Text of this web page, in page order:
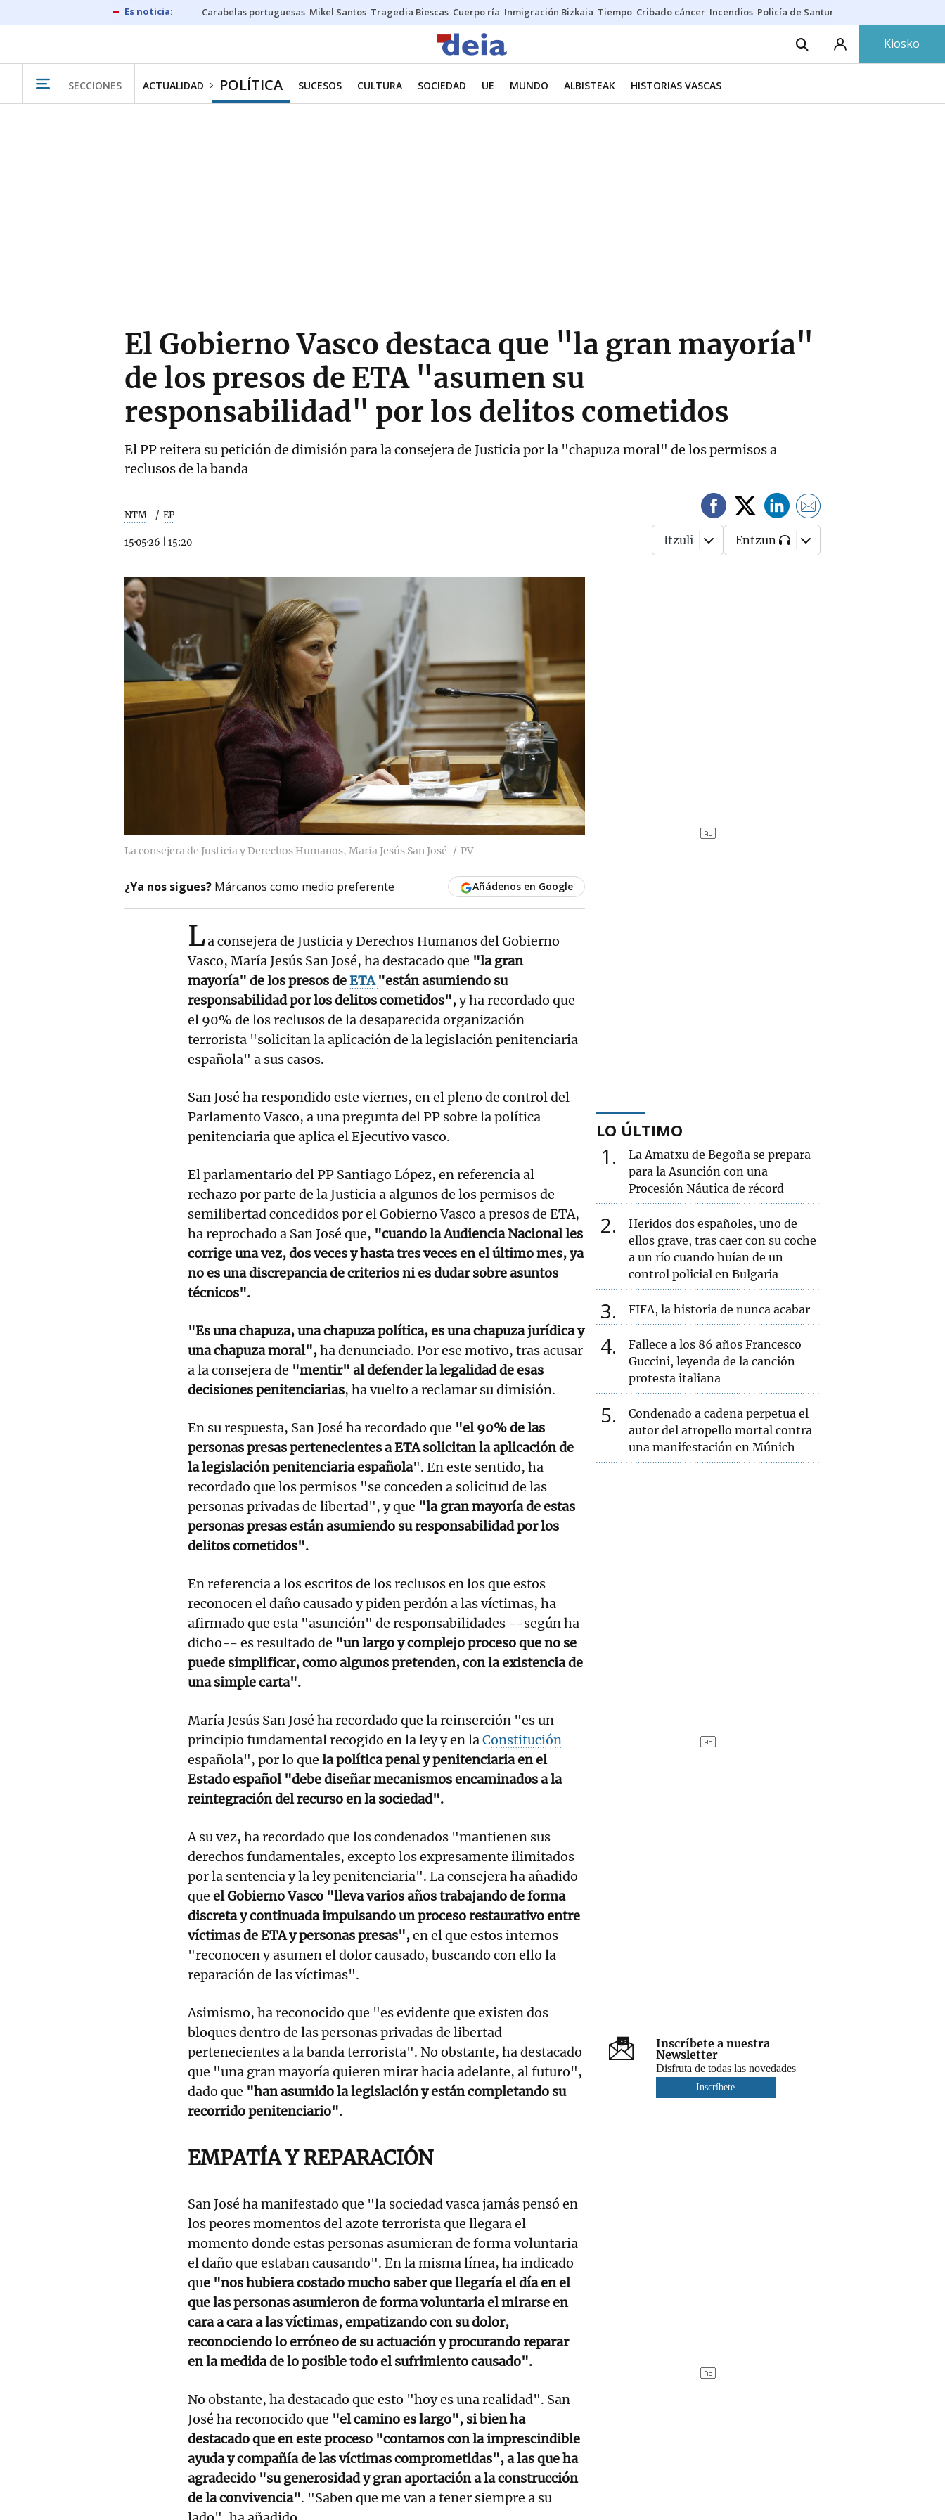
Carabelas portuguesas Mikel Santos Tragedia Biescas Cuerpo ría Inmigración Bizkaia Tiempo Cribado cáncer Incendios Policía de Santurtzi
Kiosko
SECCIONES ACTUALIDAD POLÍTICA SUCESOS CULTURA SOCIEDAD UE MUNDO ALBISTEAK HISTORIAS VASCAS
El Gobierno Vasco destaca que "la gran mayoría"
de los presos de ETA "asumen su
responsabilidad" por los delitos cometidos
El PP reitera su petición de dimisión para la consejera de Justicia por la "chapuza moral" de los permisos a
reclusos de la banda
NTM EP
15·05·26 15:20 Itzuli Entzun
La consejera de Justicia y Derechos Humanos, María Jesús San José PV
¿Ya nos sigues? Márcanos como medio preferente Añádenos en Google
La consejera de Justicia y Derechos Humanos del Gobierno
Vasco, María Jesús San José, ha destacado que "la gran
mayoría" de los presos deETA"están asumiendo su
responsabilidad por los delitos cometidos",y ha recordado que
el 90% de los reclusos de la desaparecida organización
terrorista "solicitan la aplicación de la legislación penitenciaria
española" a sus casos.
San José ha respondido este viernes, en el pleno de control del
Parlamento Vasco, a una pregunta del PP sobre la política
penitenciaria que aplica el Ejecutivo vasco.
El parlamentario del PP Santiago López, en referencia al
rechazo por parte de la Justicia a algunos de los permisos de
semilibertad concedidos por el Gobierno Vasco a presos de ETA,
ha reprochado a San José que, "cuando la Audiencia Nacional les
corrige una vez, dos veces y hasta tres veces en el último mes, ya
no es una discrepancia de criterios ni es dudar sobre asuntos
técnicos".
"Es una chapuza, una chapuza política, es una chapuza jurídica y
una chapuza moral",ha denunciado. Por ese motivo, tras acusar
a la consejera de "mentir" al defender la legalidad de esas
decisiones penitenciarias, ha vuelto a reclamar su dimisión.
En su respuesta, San José ha recordado que "el 90% de las
personas presas pertenecientes a ETA solicitan la aplicación de
la legislación penitenciaria española". En este sentido, ha
recordado que los permisos "se conceden a solicitud de las
personas privadas de libertad", y que "la gran mayoría de estas
personas presas están asumiendo su responsabilidad por los
delitos cometidos".
En referencia a los escritos de los reclusos en los que estos
reconocen el daño causado y piden perdón a las víctimas, ha
afirmado que esta "asunción" de responsabilidades --según ha
dicho-- es resultado de "un largo y complejo proceso que no se
puede simplificar, como algunos pretenden, con la existencia de
una simple carta".
María Jesús San José ha recordado que la reinserción "es un
principio fundamental recogido en la ley y en laConstitución
española", por lo que la política penal y penitenciaria en el
Estado español "debe diseñar mecanismos encaminados a la
reintegración del recurso en la sociedad".
A su vez, ha recordado que los condenados "mantienen sus
derechos fundamentales, excepto los expresamente ilimitados
por la sentencia y la ley penitenciaria". La consejera ha añadido
que el Gobierno Vasco "lleva varios años trabajando de forma
discreta y continuada impulsando un proceso restaurativo entre
víctimas de ETA y personas presas",en el que estos internos
"reconocen y asumen el dolor causado, buscando con ello la
reparación de las víctimas".
Asimismo, ha reconocido que "es evidente que existen dos
bloques dentro de las personas privadas de libertad
pertenecientes a la banda terrorista". No obstante, ha destacado
que "una gran mayoría quieren mirar hacia adelante, al futuro",
dado que "han asumido la legislación y están completando su
recorrido penitenciario".
EMPATÍA Y REPARACIÓN
San José ha manifestado que "la sociedad vasca jamás pensó en
los peores momentos del azote terrorista que llegara el
momento donde estas personas asumieran de forma voluntaria
el daño que estaban causando". En la misma línea, ha indicado
que "nos hubiera costado mucho saber que llegaría el día en el
que las personas asumieron de forma voluntaria el mirarse en
cara a cara a las víctimas, empatizando con su dolor,
reconociendo lo erróneo de su actuación y procurando reparar
en la medida de lo posible todo el sufrimiento causado".
No obstante, ha destacado que esto "hoy es una realidad". San
José ha reconocido que "el camino es largo", si bien ha
destacado que en este proceso "contamos con la imprescindible
ayuda y compañía de las víctimas comprometidas", a las que ha
agradecido "su generosidad y gran aportación a la construcción
de la convivencia". "Saben que me van a tener siempre a su
LO ÚLTIMO
1
La Amatxu de Begoña se prepara
para la Asunción con una
Procesión Náutica de récord
2
Heridos dos españoles, uno de
ellos grave, tras caer con su coche
a un río cuando huían de un
control policial en Bulgaria
3 FIFA, la historia de nunca acabar
4
Fallece a los 86 años Francesco
Guccini, leyenda de la canción
protesta italiana
5
Condenado a cadena perpetua el
autor del atropello mortal contra
una manifestación en Múnich
Inscríbete a nuestra
Newsletter
Disfruta de todas las novedades
Inscríbete